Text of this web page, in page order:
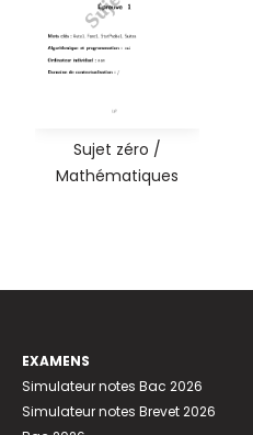
Sujet zéro /
Mathématiques
EXAMENS
Simulateur notes Bac 2026
Simulateur notes Brevet 2026